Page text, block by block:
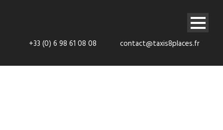
+33 (0) 6 98 61 08 08 contact@taxis8places.fr